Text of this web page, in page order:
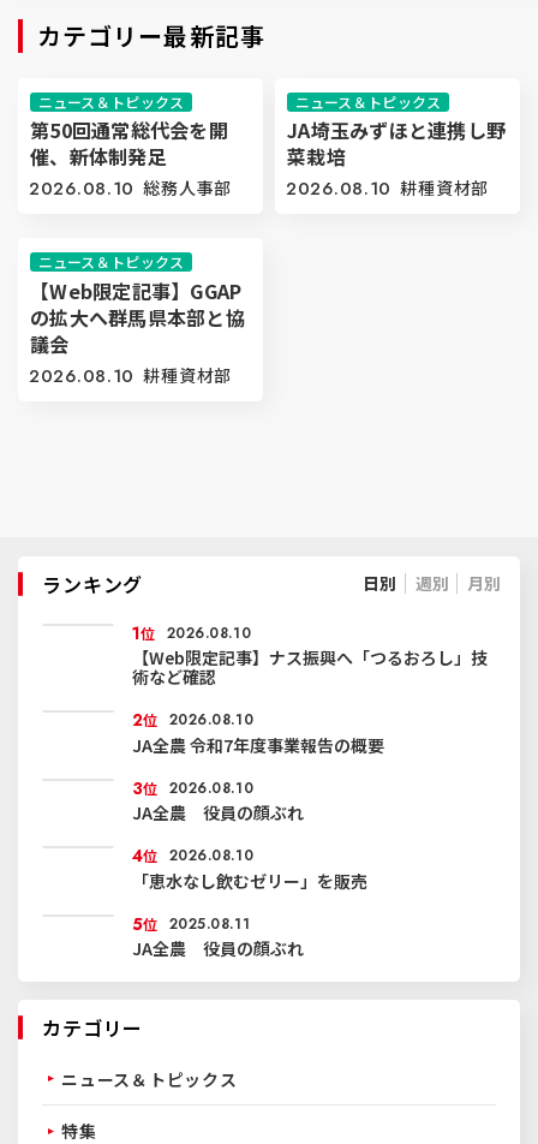
カテゴリー最新記事
ニュース＆トピックス
第50回通常総代会を開
催、新体制発足
2026.08.10 総務人事部
ニュース＆トピックス
JA埼玉みずほと連携し野
菜栽培
2026.08.10 耕種資材部
ニュース＆トピックス
【Web限定記事】GGAP
の拡大へ群馬県本部と協
議会
2026.08.10 耕種資材部
ランキング 日別 週別 月別
1位 2026.08.10
【Web限定記事】ナス振興へ「つるおろし」技
術など確認
2位 2026.08.10
JA全農 令和7年度事業報告の概要
3位 2026.08.10
JA全農 役員の顔ぶれ
4位 2026.08.10
「恵水なし飲むゼリー」を販売
5位 2025.08.11
JA全農 役員の顔ぶれ
カテゴリー
ニュース＆トピックス
特集